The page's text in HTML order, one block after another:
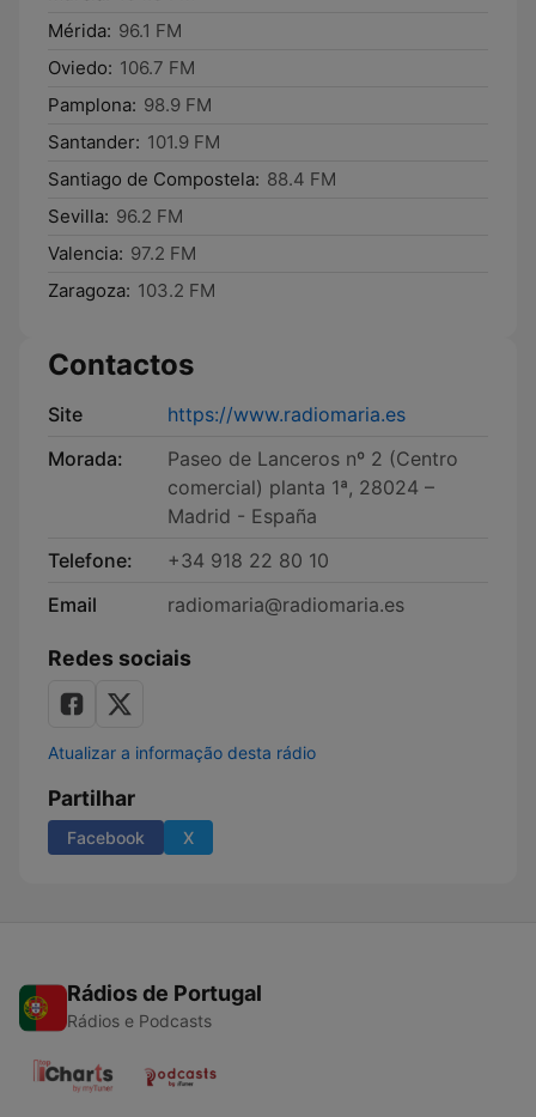
Mérida: 96.1 FM
Oviedo: 106.7 FM
Pamplona: 98.9 FM
Santander: 101.9 FM
Santiago de Compostela: 88.4 FM
Sevilla: 96.2 FM
Valencia: 97.2 FM
Zaragoza: 103.2 FM
Contactos
Site
https://www.radiomaria.es
Morada:
Paseo de Lanceros nº 2 (Centro
comercial) planta 1ª, 28024 –
Madrid - España
Telefone:
+34 918 22 80 10
Email
radiomaria@radiomaria.es
Redes sociais
Atualizar a informação desta rádio
Partilhar
Facebook X
Rádios de Portugal
Rádios e Podcasts